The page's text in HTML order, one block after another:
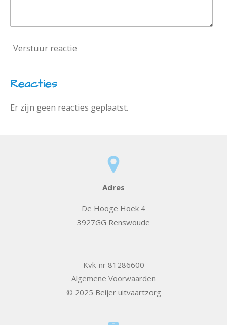
Verstuur reactie
Reacties
Er zijn geen reacties geplaatst.
Adres
De Hooge Hoek 4
3927GG Renswoude
Kvk-nr 81286600
Algemene Voorwaarden
© 2025 Beijer uitvaartzorg